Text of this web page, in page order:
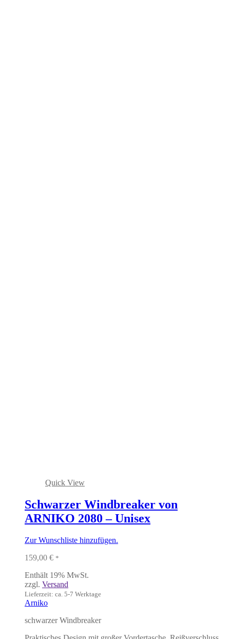
Quick View
Schwarzer Windbreaker von
ARNIKO 2080 – Unisex
Zur Wunschliste hinzufügen.
159,00 € *
Enthält 19% MwSt.
zzgl. Versand
Lieferzeit: ca. 5-7 Werktage
Arniko
schwarzer Windbreaker